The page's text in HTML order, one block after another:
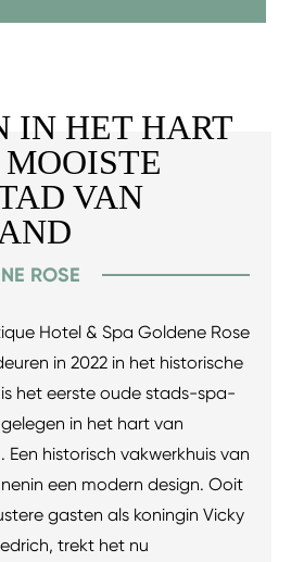
IN HET HART
VAN
ROSE
Hotel & Spa Goldene Rose
in 2022 in het historische
is het eerste oude stads-spa-
in het hart van
Een historisch vakwerkhuis van
een modern design. Ooit
gasten als koningin Vicky
trekt het nu